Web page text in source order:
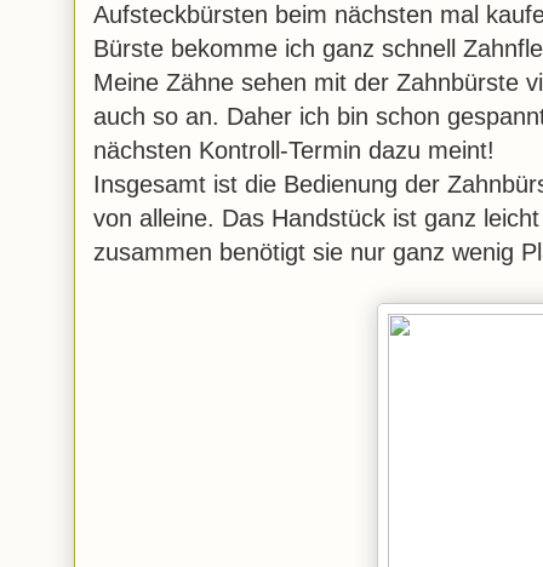
Aufsteckbürsten beim nächsten mal
Bürste bekomme ich ganz schnell
Meine Zähne sehen mit der Zahnbürste
auch so an. Daher ich bin schon
nächsten Kontroll-Termin dazu meint!
Insgesamt ist die Bedienung der
von alleine. Das Handstück ist ganz
zusammen benötigt sie nur ganz wenig